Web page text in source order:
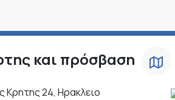
και πρόσβαση
Κρητης 24, Ηρακλειο